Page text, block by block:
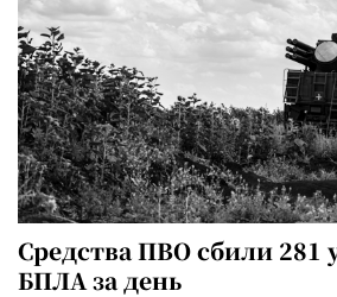
Средства ПВО сбили 281
БПЛА за день